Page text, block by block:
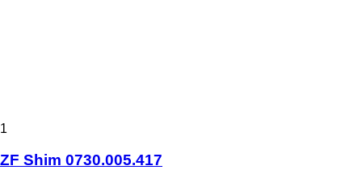
1
ZF Shim 0730.005.417